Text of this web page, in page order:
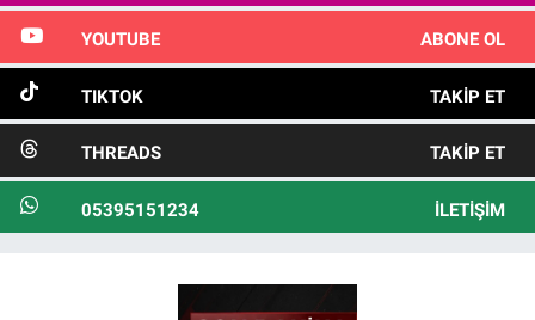
YOUTUBE ABONE OL
TIKTOK TAKIP ET
THREADS TAKIP ET
05395151234 İLETIŞIM